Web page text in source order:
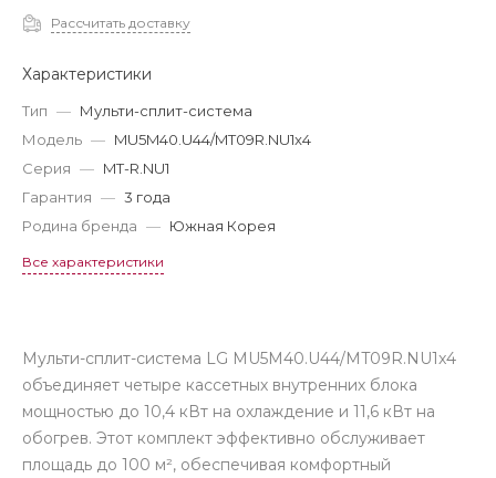
Рассчитать доставку
Характеристики
Тип — Мульти-сплит-система
Модель — MU5M40.U44/MT09R.NU1x4
Серия — MT-R.NU1
Гарантия — 3 года
Родина бренда — Южная Корея
Все характеристики
Мульти-сплит-система LG MU5M40.U44/MT09R.NU1x4
объединяет четыре кассетных внутренних блока
мощностью до 10,4 кВт на охлаждение и 11,6 кВт на
обогрев. Этот комплект эффективно обслуживает
площадь до 100 м², обеспечивая комфортный